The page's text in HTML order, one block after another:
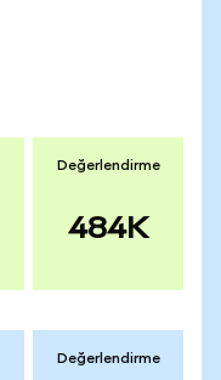
Değerlendirme
484K
Değerlendirme